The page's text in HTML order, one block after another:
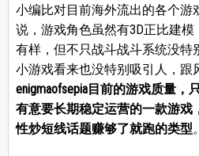
小编比对目前海外流出的各个游
说，游戏角色虽然有3D正比建
有样，但不只战斗战斗系统没特
小游戏看来也没特别吸引人，跟
enigmaofsepia目前的游戏质量，
有意要长期稳定运营的一款游戏
性炒短线话题赚够了就跑的类型。